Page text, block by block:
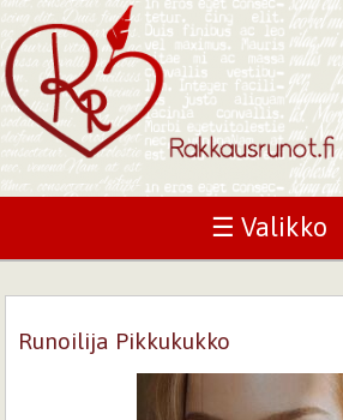
☰ Valikko
Runoilija Pikkukukko